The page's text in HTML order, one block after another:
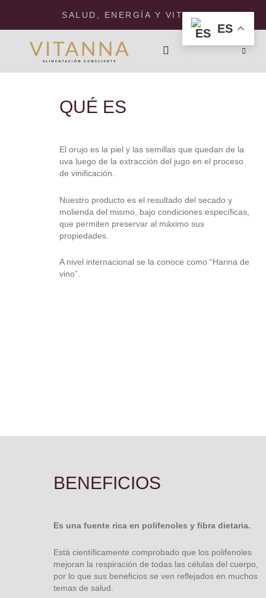
contenido
SALUD, ENERGÍA Y VITALIDAD.
QUÉ ES
El orujo es la piel y las semillas que quedan de la
uva luego de la extracción del jugo en el proceso
de vinificación.
Nuestro producto es el resultado del secado y
molienda del mismo, bajo condiciones específicas,
que permiten preservar al máximo sus
propiedades.
A nivel internacional se la conoce como “Harina de
vino”.
BENEFICIOS
Es una fuente rica en polifenoles y fibra dietaria.
Está científicamente comprobado que los polifenoles
mejoran la respiración de todas las células del cuerpo,
por lo que sus beneficios se ven reflejados en muchos
temas de salud.
ES